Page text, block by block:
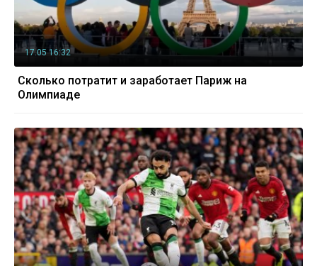
17.05 16:32
Сколько потратит и заработает Париж на
Олимпиаде